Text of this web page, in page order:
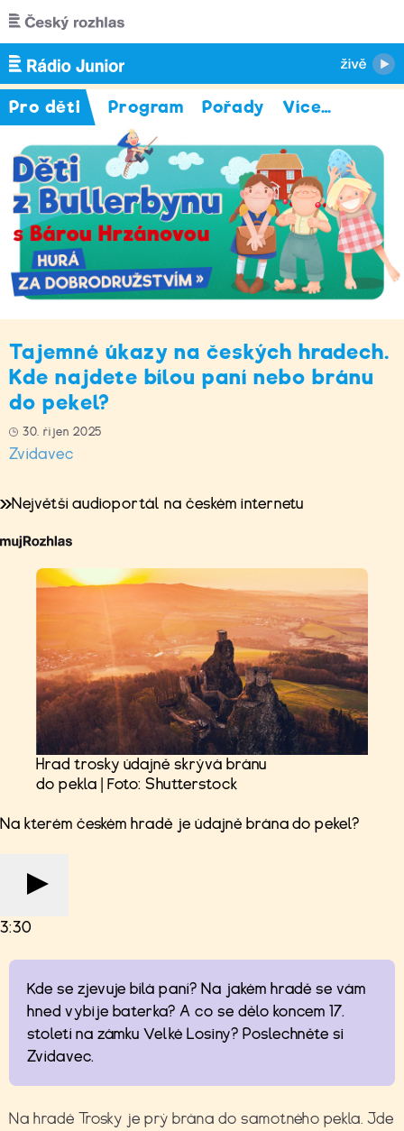
Přejít k hlavnímu obsahu
Pro děti Program Pořady Více…
Tajemné úkazy na českých hradech.
Kde najdete bílou paní nebo bránu
do pekel?
30. říjen 2025
Zvídavec
Největší audioportál na českém internetu
Hrad trosky údajně skrývá bránu
do pekla | Foto: Shutterstock
Na kterém českém hradě je údajně brána do pekel?
3:30
Kde se zjevuje bílá paní? Na jakém hradě se vám
hned vybije baterka? A co se dělo koncem 17.
století na zámku Velké Losiny? Poslechněte si
Zvídavec.
Na hradě Trosky je prý brána do samotného pekla. Jde